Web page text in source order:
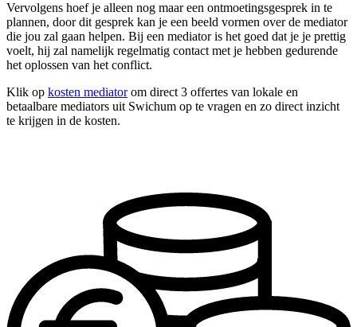
Vervolgens hoef je alleen nog maar een ontmoetingsgesprek in te
plannen, door dit gesprek kan je een beeld vormen over de mediator
die jou zal gaan helpen. Bij een mediator is het goed dat je je prettig
voelt, hij zal namelijk regelmatig contact met je hebben gedurende
het oplossen van het conflict.
Klik op kosten mediatorom direct 3 offertes van lokale en
betaalbare mediators uit Swichum op te vragen en zo direct inzicht
te krijgen in de kosten.